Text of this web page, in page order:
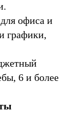
офиса и
графики,
6 и более